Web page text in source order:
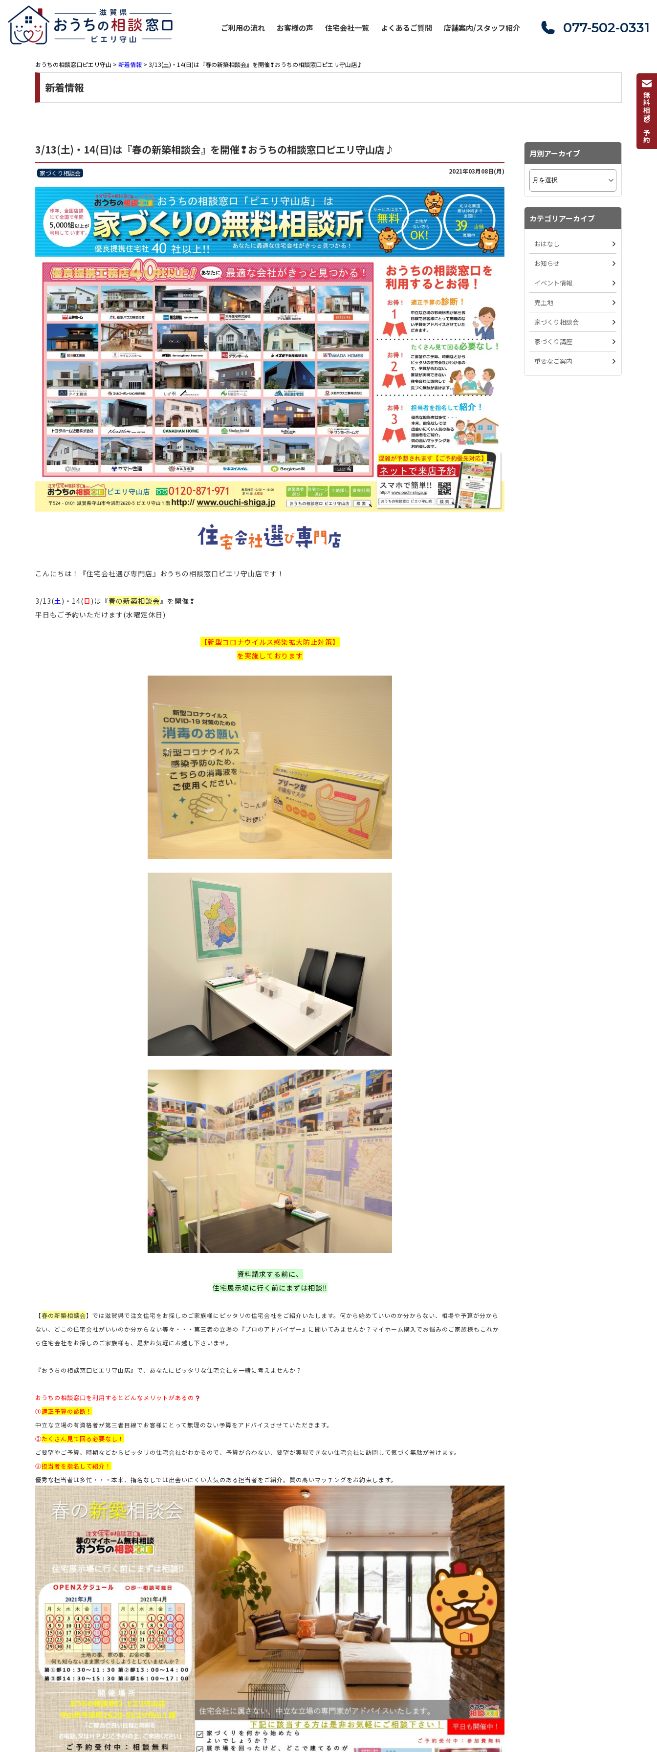
ご利用の流れ お客様の声 住宅会社一覧 よくあるご質問 店舗案内/スタッフ紹介 077-502-0331
無料相談ご予約
おうちの相談窓口ピエリ守山 > 新着情報 > 3/13(土)・14(日)は『春の新築相談会』を開催❢おうちの相談窓口ピエリ守山店♪
新着情報
3/13(土)・14(日)は『春の新築相談会』を開催❢おうちの相談窓口ピエリ守山店♪
家づくり相談会 2021年03月08日(月)
こんにちは！ 『住宅会社選び専門店』おうちの相談窓口ピエリ守山店です！
3/13(土)・14(日 )は『春の新築相談会』を開催❢
平日もご予約いただけます(水曜定休日)
【新型コロナウイルス感染拡大防止対策】
を実施しております
資料請求する前に、
住宅展示場に行く前にまずは相談‼
【春の新築相談会】では滋賀県で注文住宅をお探しのご家族様にピッタリの住宅会社をご紹介いたします。何から始めていいのか分からない、相場や予算が分から
ない、どこの住宅会社がいいのか分からない等々・・・第三者の立場の『プロのアドバイザー』に聞いてみませんか？マイホーム購入でお悩みのご家族様もこれか
ら住宅会社をお探しのご家族様も、是非お気軽にお越し下さいませ。
『おうちの相談窓口ピエリ守山店』で、あなたにピッタリな住宅会社を一緒に考えませんか？
おうちの相談窓口を利用するとどんなメリットがあるの
①適正予算の診断！
中立な立場の有資格者が第三者目線でお客様にとって無理のない予算をアドバイスさせていただきます。
②たくさん見て回る必要なし！
ご要望やご予算、時期などからピッタリの住宅会社がわかるので、予算が合わない、要望が実現できない住宅会社に訪問して気づく無駄が省けます。
③担当者を指名して紹介！
優秀な担当者は多忙・・・本来、指名なしでは出会いにくい人気のある担当者をご紹介。 質の高いマッチングをお約束します。
月別アーカイブ
カテゴリアーカイブ
おはなし
お知らせ
イベント情報
売土地
家づくり相談会
家づくり講座
重要なご案内